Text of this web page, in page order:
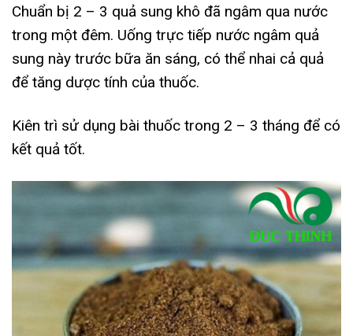
Chuẩn bị 2 – 3 quả sung khô đã ngâm qua nước
trong một đêm. Uống trực tiếp nước ngâm quả
sung này trước bữa ăn sáng, có thể nhai cả quả
để tăng dược tính của thuốc.
Kiên trì sử dụng bài thuốc trong 2 – 3 tháng để có
kết quả tốt.